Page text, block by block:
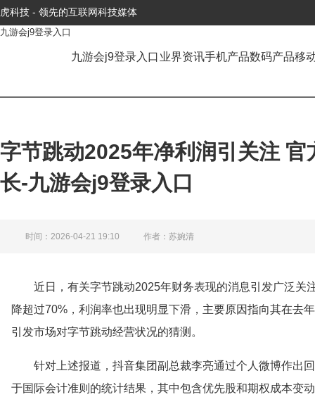
虎科技 - 领先的互联网科技媒体
九游会j9登录入口
九游会j9登录入口 业界资讯手机产品数码产品移
字节跳动2025年净利润引关注
长-九游会j9登录入口
时间：2026-04-21 19:10 作者：苏婉清
近日，有关字节跳动2025年财务表现的消息引发广泛关
降超过70%，利润率也出现明显下滑，主要原因指向其在去
引发市场对字节跳动经营状况的猜测。
针对上述报道，抖音集团副总裁李亮通过个人微博作出
于国际会计准则的统计结果，其中包含优先股和期权成本变